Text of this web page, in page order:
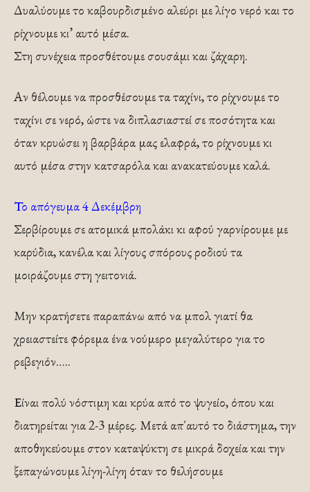
Δυαλύουμε το καβουρδισμένο αλεύρι με λίγο νερό και το
ρίχνουμε κι’ αυτό μέσα.
Στη συνέχεια προσθέτουμε σουσάμι και ζάχαρη.
Αν θέλουμε να προσθέσουμε τα ταχίνι, το ρίχνουμε το
ταχίνι σε νερό, ώστε να διπλασιαστεί σε ποσότητα και
όταν κρυώσει η βαρβάρα μας ελαφρά, το ρίχνουμε κι
αυτό μέσα στην κατσαρόλα και ανακατεύουμε καλά.
Το απόγευμα 4 Δεκέμβρη
Σερβίρουμε σε ατομικά μπολάκι κι αφού γαρνίρουμε με
καρύδια, κανέλα και λίγους σπόρους ροδιού τα
μοιράζουμε στη γειτονιά.
Μην κρατήσετε παραπάνω από να μπολ γιατί θα
χρειαστείτε φόρεμα ένα νούμερο μεγαλύτερο για το
ρεβεγιόν…..
Είναι πολύ νόστιμη και κρύα από το ψυγείο, όπου και
διατηρείται για 2-3 μέρες. Μετά απ΄αυτό το διάστημα, την
αποθηκεύουμε στον καταψύκτη σε μικρά δοχεία και την
ξεπαγώνουμε λίγη-λίγη όταν το θελήσουμε